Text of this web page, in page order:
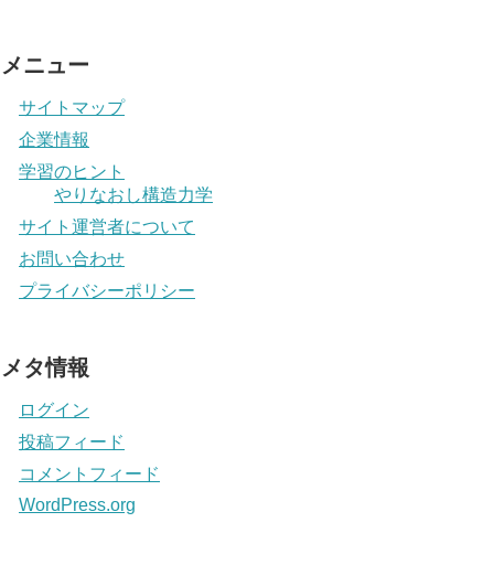
メニュー
サイトマップ
企業情報
学習のヒント
やりなおし構造力学
サイト運営者について
お問い合わせ
プライバシーポリシー
メタ情報
ログイン
投稿フィード
コメントフィード
WordPress.org